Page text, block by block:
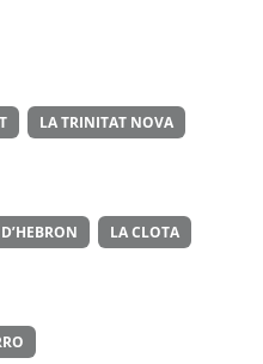
LA TRINITAT NOVA
LA CLOTA